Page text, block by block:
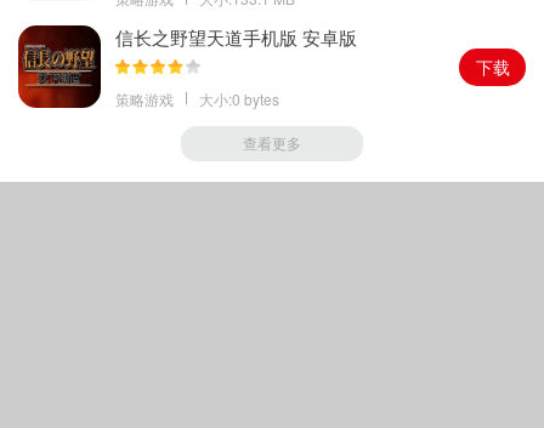
信长之野望天道手机版 安卓版
策略游戏 大小:0 bytes
下载
查看更多